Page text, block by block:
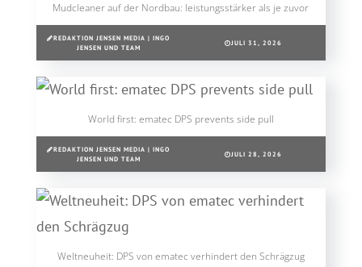
Mudcleaner auf der Nordbau: leistungsstärker als je zuvor
REDAKTION JENSEN MEDIA | INGO
JENSEN UND TEAM
JULI 31, 2026
World first: ematec DPS prevents side pull
REDAKTION JENSEN MEDIA | INGO
JENSEN UND TEAM
JULI 28, 2026
Weltneuheit: DPS von ematec verhindert den Schrägzug